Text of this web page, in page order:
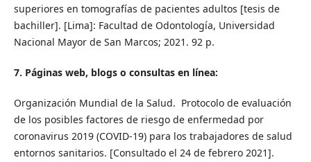
superiores en tomografías de pacientes adultos [tesis de
bachiller]. [Lima]: Facultad de Odontología, Universidad
Nacional Mayor de San Marcos; 2021. 92 p.
7. Páginas web, blogs o consultas en línea:
Organización Mundial de la Salud. Protocolo de evaluación
de los posibles factores de riesgo de enfermedad por
coronavirus 2019 (COVID-19) para los trabajadores de salud
entornos sanitarios. [Consultado el 24 de febrero 2021].